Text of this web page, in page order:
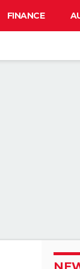
FINANCE